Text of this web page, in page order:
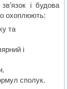
і будова
охоплюють:
та
і
сполук.